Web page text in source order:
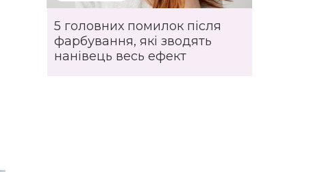
5 головних помилок після
фарбування, які зводять
нанівець весь ефект